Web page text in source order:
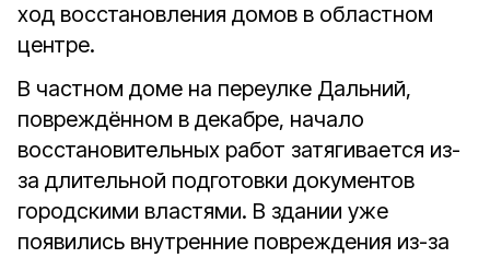
ход восстановления домов в областном
центре.
В частном доме на переулке Дальний,
повреждённом в декабре, начало
восстановительных работ затягивается из-
за длительной подготовки документов
городскими властями. В здании уже
появились внутренние повреждения из-за